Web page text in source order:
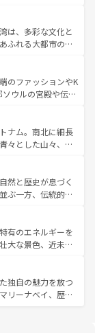
。
てくれるハワイの
アンミュージッ
ハワイの魅力を彩
ル（エアーズロッ
ンズの熱帯雨林な
やワイン、オージ
サーフィンやダイ
きにはたまらな
に味わいつくそ
は、多彩な文化と
ふれる大都市の台
ど、都市の喧騒
人に新しい発見と
台湾の食文化も魅
ティ豊かな料理
コンテンツ一覧を参
のファッションやK
ウルの宮殿や伝統
を楽しむことが
ストリートフード
。夜には、韓国な
力を心ゆくまで味
韓国情報はコンテンツ一
ナム。南北に細長
々とした山々、世
の古い町並みやホ
、独特の雰囲気を
かさとおいしさで
ーヒーなどは、ぜ
もあたたかい人々
れられない旅にな
然と歴史が息づく
ぶ一方、伝統的な
マイなどの山岳地
トやクラビの美し
できる。タイ料理
にも異なる楽しみ
、仏教を中心とし
る旅人を魅了し続
有のエネルギーを
大な景色、近未来
スポットが密集し
魅力。息をのむよ
存分に楽しみ尽く
独自の魅力を放つ
リーナベイ、歴史